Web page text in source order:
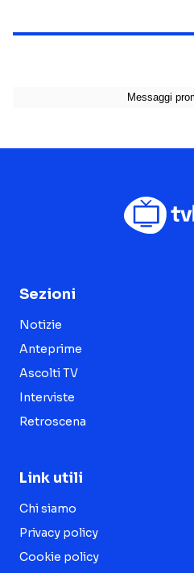
Sezioni
Notizie
Anteprime
Ascolti TV
Interviste
Retroscena
Link utili
Chi siamo
Privacy policy
Cookie policy